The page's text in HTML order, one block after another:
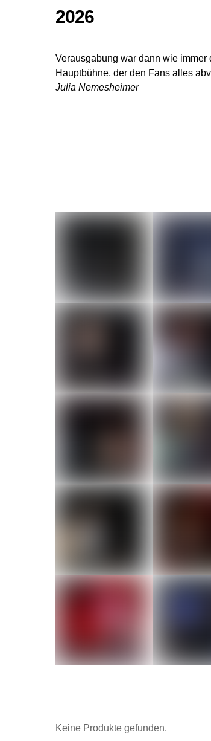
2026
Verausgabung war dann wie immer
Hauptbühne, der den Fans alles
Julia Nemesheimer
Keine Produkte gefunden.